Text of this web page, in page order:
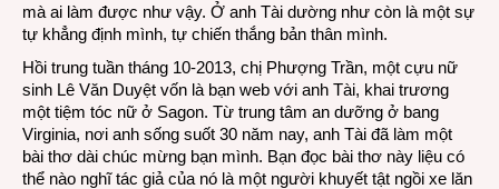
mà ai làm được như vậy. Ở anh Tài dường như còn là một sự
tự khẳng định mình, tự chiến thắng bản thân mình.
Hồi trung tuần tháng 10-2013, chị Phượng Trần, một cựu nữ
sinh Lê Văn Duyệt vốn là bạn web với anh Tài, khai trương
một tiệm tóc nữ ở Sagon. Từ trung tâm an dưỡng ở bang
Virginia, nơi anh sống suốt 30 năm nay, anh Tài đã làm một
bài thơ dài chúc mừng bạn mình. Bạn đọc bài thơ này liệu có
thể nào nghĩ tác giả của nó là một người khuyết tật ngồi xe lăn